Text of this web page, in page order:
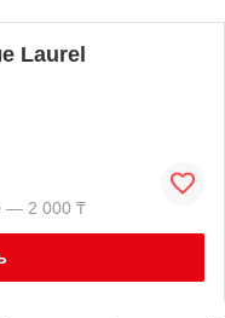
Laurel
— 2 000 ₸